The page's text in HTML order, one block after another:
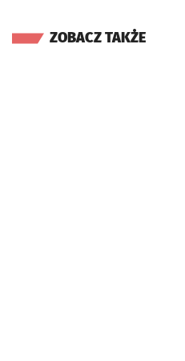
ZOBACZ TAKŻE